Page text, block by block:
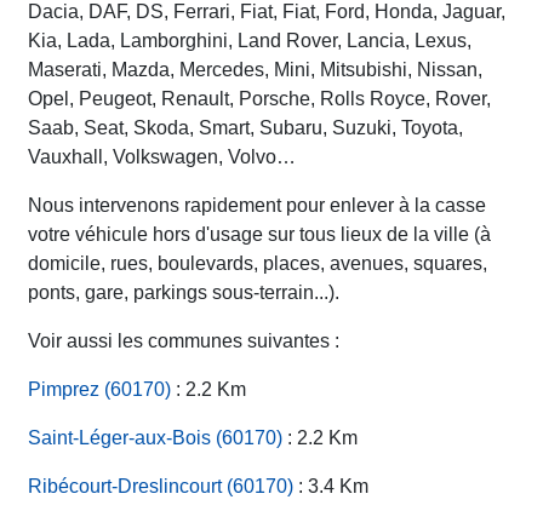
Dacia, DAF, DS, Ferrari, Fiat, Fiat, Ford, Honda, Jaguar,
Kia, Lada, Lamborghini, Land Rover, Lancia, Lexus,
Maserati, Mazda, Mercedes, Mini, Mitsubishi, Nissan,
Opel, Peugeot, Renault, Porsche, Rolls Royce, Rover,
Saab, Seat, Skoda, Smart, Subaru, Suzuki, Toyota,
Vauxhall, Volkswagen, Volvo…
Nous intervenons rapidement pour enlever à la casse
votre véhicule hors d'usage sur tous lieux de la ville (à
domicile, rues, boulevards, places, avenues, squares,
ponts, gare, parkings sous-terrain...).
Voir aussi les communes suivantes :
Pimprez (60170) : 2.2 Km
Saint-Léger-aux-Bois (60170) : 2.2 Km
Ribécourt-Dreslincourt (60170) : 3.4 Km